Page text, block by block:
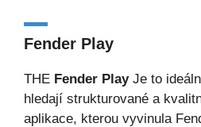
Fender Play
THE Fender PlayJe to
hledají strukturované a
aplikace, kterou vyvinula